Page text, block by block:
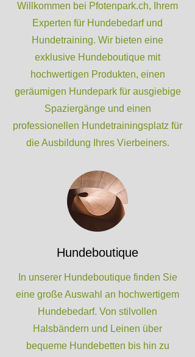
Willkommen bei Pfotenpark.ch, Ihrem
Experten für Hundebedarf und
Hundetraining. Wir bieten eine
exklusive Hundeboutique mit
hochwertigen Produkten, einen
geräumigen Hundepark für ausgiebige
Spaziergänge und einen
professionellen Hundetrainingsplatz für
die Ausbildung Ihres Vierbeiners.
Hundeboutique
In unserer Hundeboutique finden Sie
eine große Auswahl an hochwertigem
Hundebedarf. Von stilvollen
Halsbändern und Leinen über
bequeme Hundebetten bis hin zu